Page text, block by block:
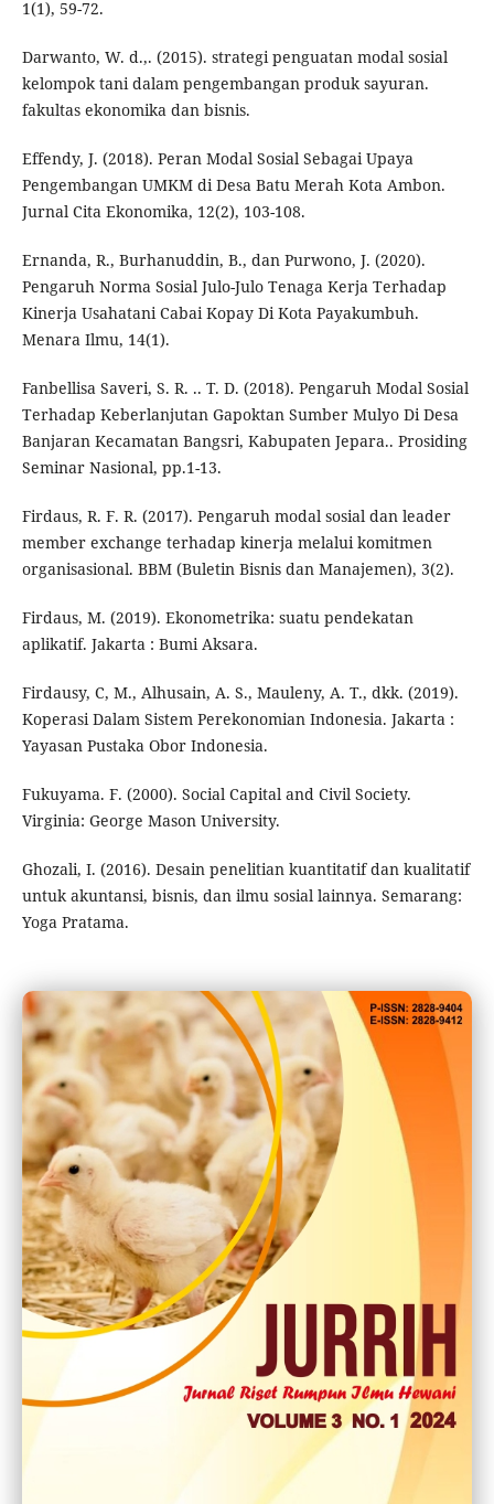
1(1), 59-72.
Darwanto, W. d.,. (2015). strategi penguatan modal sosial
kelompok tani dalam pengembangan produk sayuran.
fakultas ekonomika dan bisnis.
Effendy, J. (2018). Peran Modal Sosial Sebagai Upaya
Pengembangan UMKM di Desa Batu Merah Kota Ambon.
Jurnal Cita Ekonomika, 12(2), 103-108.
Ernanda, R., Burhanuddin, B., dan Purwono, J. (2020).
Pengaruh Norma Sosial Julo-Julo Tenaga Kerja Terhadap
Kinerja Usahatani Cabai Kopay Di Kota Payakumbuh.
Menara Ilmu, 14(1).
Fanbellisa Saveri, S. R. .. T. D. (2018). Pengaruh Modal Sosial
Terhadap Keberlanjutan Gapoktan Sumber Mulyo Di Desa
Banjaran Kecamatan Bangsri, Kabupaten Jepara.. Prosiding
Seminar Nasional, pp.1-13.
Firdaus, R. F. R. (2017). Pengaruh modal sosial dan leader
member exchange terhadap kinerja melalui komitmen
organisasional. BBM (Buletin Bisnis dan Manajemen), 3(2).
Firdaus, M. (2019). Ekonometrika: suatu pendekatan
aplikatif. Jakarta : Bumi Aksara.
Firdausy, C, M., Alhusain, A. S., Mauleny, A. T., dkk. (2019).
Koperasi Dalam Sistem Perekonomian Indonesia. Jakarta :
Yayasan Pustaka Obor Indonesia.
Fukuyama. F. (2000). Social Capital and Civil Society.
Virginia: George Mason University.
Ghozali, I. (2016). Desain penelitian kuantitatif dan kualitatif
untuk akuntansi, bisnis, dan ilmu sosial lainnya. Semarang:
Yoga Pratama.